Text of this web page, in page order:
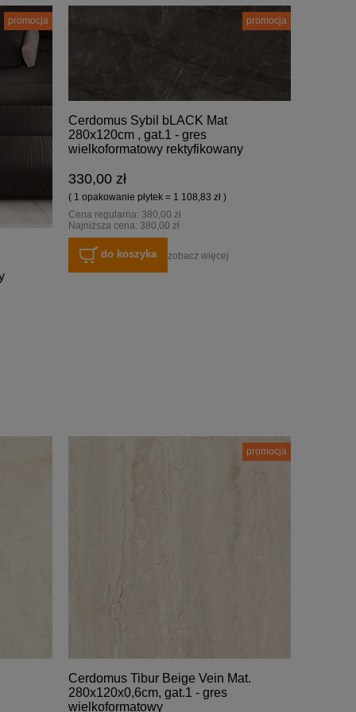
promocja
Cerdomus Sybil bLACK Mat
280x120cm , gat.1 - gres
wielkoformatowy rektyfikowany
330,00 zł
( 1 opakowanie płytek = 1 108,83 zł )
Cena regularna: 380,00 zł
Najniższa cena: 380,00 zł
do koszyka zobacz więcej
promocja
Cerdomus Tibur Beige Vein Mat.
280x120x0,6cm, gat.1 - gres
wielkoformatowy
promocja